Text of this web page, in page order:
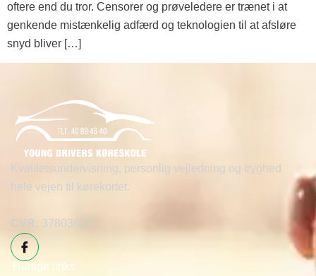
oftere end du tror. Censorer og prøveledere er trænet i at
genkende mistænkelig adfærd og teknologien til at afsløre
snyd bliver […]
Kvalitetsundervisning, personlig vejledning og tryghed
hele vejen til kørekortet.
CVR: 37803626
Hurtige links